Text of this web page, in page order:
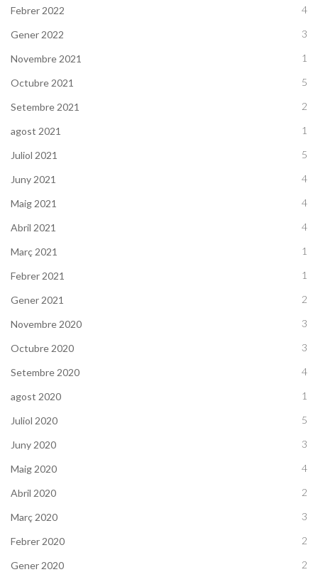
Febrer 2022 4
Gener 2022 3
Novembre 2021 1
Octubre 2021 5
Setembre 2021 2
agost 2021 1
Juliol 2021 5
Juny 2021 4
Maig 2021 4
Abril 2021 4
Març 2021 1
Febrer 2021 1
Gener 2021 2
Novembre 2020 3
Octubre 2020 3
Setembre 2020 4
agost 2020 1
Juliol 2020 5
Juny 2020 3
Maig 2020 4
Abril 2020 2
Març 2020 3
Febrer 2020 2
Gener 2020 2